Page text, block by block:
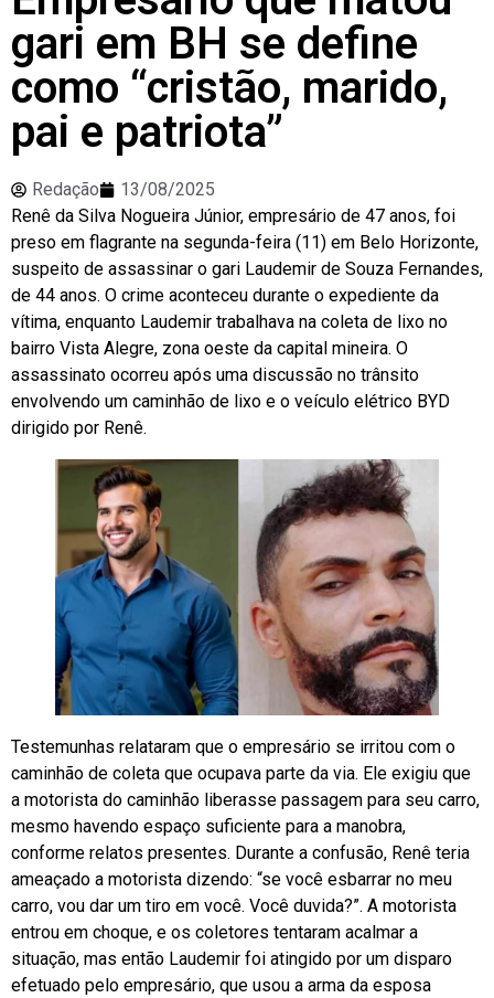
gari em BH se define
como “cristão, marido,
pai e patriota”
Redação
13/08/2025
Renê da Silva Nogueira Júnior, empresário de 47 anos, foi
preso em flagrante na segunda-feira (11) em Belo Horizonte,
suspeito de assassinar o gari Laudemir de Souza Fernandes,
de 44 anos. O crime aconteceu durante o expediente da
vítima, enquanto Laudemir trabalhava na coleta de lixo no
bairro Vista Alegre, zona oeste da capital mineira. O
assassinato ocorreu após uma discussão no trânsito
envolvendo um caminhão de lixo e o veículo elétrico BYD
dirigido por Renê.
Testemunhas relataram que o empresário se irritou com o
caminhão de coleta que ocupava parte da via. Ele exigiu que
a motorista do caminhão liberasse passagem para seu carro,
mesmo havendo espaço suficiente para a manobra,
conforme relatos presentes. Durante a confusão, Renê teria
ameaçado a motorista dizendo: “se você esbarrar no meu
carro, vou dar um tiro em você. Você duvida?”. A motorista
entrou em choque, e os coletores tentaram acalmar a
situação, mas então Laudemir foi atingido por um disparo
efetuado pelo empresário, que usou a arma da esposa